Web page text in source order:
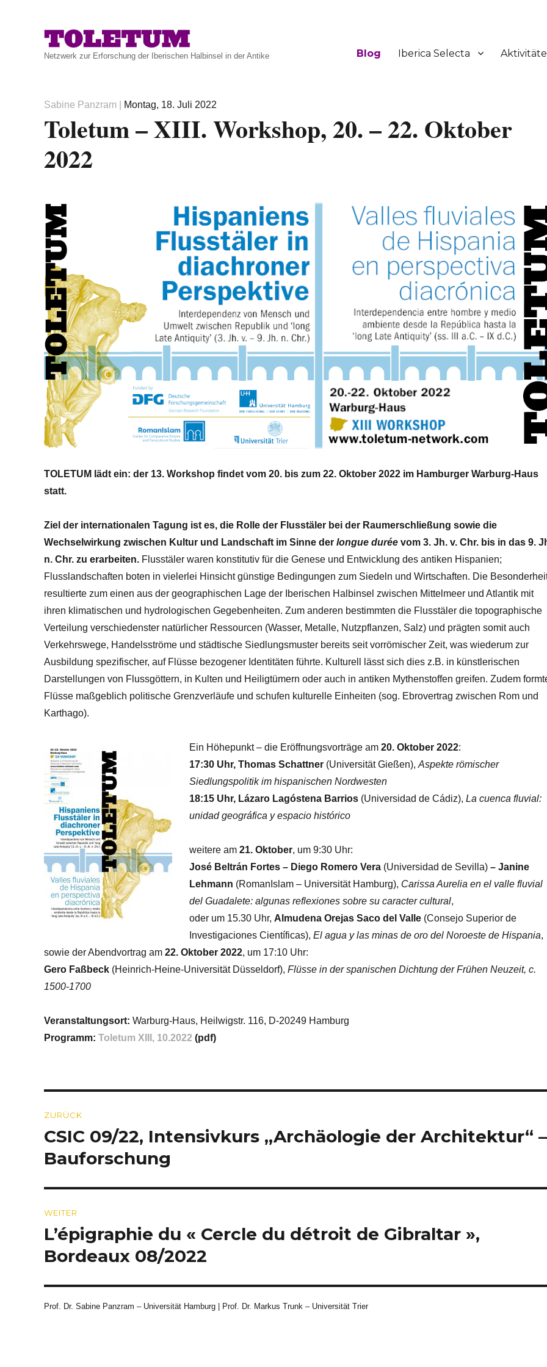
Netzwerk zur Erforschung der Iberischen Halbinsel in der Antike Blog Iberica Selecta
Autor
Sabine Panzram
Veröffentlicht
Montag, 18. Juli 2022
Toletum – XIII. Workshop, 20. – 22. Oktober
2022
TOLETUM lädt ein: der 13. Workshop findet vom 20. bis zum 22. Oktober 2022 im Hamburger Warburg-Haus
statt.
Ziel der internationalen Tagung ist es, die Rolle der Flusstäler bei der Raumerschließung sowie die
Wechselwirkung zwischen Kultur und Landschaft im Sinne der longue durée vom 3. Jh. v. Chr. bis in das 9.
n. Chr. zu erarbeiten. Flusstäler waren konstitutiv für die Genese und Entwicklung des antiken Hispanien;
Flusslandschaften boten in vielerlei Hinsicht günstige Bedingungen zum Siedeln und Wirtschaften. Die
resultierte zum einen aus der geographischen Lage der Iberischen Halbinsel zwischen Mittelmeer und Atlantik mit
ihren klimatischen und hydrologischen Gegebenheiten. Zum anderen bestimmten die Flusstäler die topographische
Verteilung verschiedenster natürlicher Ressourcen (Wasser, Metalle, Nutzpflanzen, Salz) und prägten somit auch
Verkehrswege, Handelsströme und städtische Siedlungsmuster bereits seit vorrömischer Zeit, was wiederum zur
Ausbildung spezifischer, auf Flüsse bezogener Identitäten führte. Kulturell lässt sich dies z.B. in künstlerischen
Darstellungen von Flussgöttern, in Kulten und Heiligtümern oder auch in antiken Mythenstoffen greifen. Zudem
Flüsse maßgeblich politische Grenzverläufe und schufen kulturelle Einheiten (sog. Ebrovertrag zwischen Rom und
Karthago).
Ein Höhepunkt – die Eröffnungsvorträge am 20. Oktober 2022:
17:30 Uhr, Thomas Schattner (Universität Gießen), Aspekte römischer
Siedlungspolitik im hispanischen Nordwesten
18:15 Uhr, Lázaro Lagóstena Barrios (Universidad de Cádiz), La cuenca fluvial:
unidad geográfica y espacio histórico
weitere am 21. Oktober, um 9:30 Uhr:
José Beltrán Fortes – Diego Romero Vera (Universidad de Sevilla) – Janine
Lehmann (RomanIslam – Universität Hamburg), Carissa Aurelia en el valle fluvial
del Guadalete: algunas reflexiones sobre su caracter cultural,
oder um 15.30 Uhr, Almudena Orejas Saco del Valle (Consejo Superior de
Investigaciones Científicas), El agua y las minas de oro del Noroeste de Hispania,
sowie der Abendvortrag am 22. Oktober 2022, um 17:10 Uhr:
Gero Faßbeck (Heinrich-Heine-Universität Düsseldorf), Flüsse in der spanischen Dichtung der Frühen Neuzeit, c.
1500-1700
Veranstaltungsort: Warburg-Haus, Heilwigstr. 116, D-20249 Hamburg
Programm: Toletum XIII, 10.2022 (pdf)
ZURÜCK
Vorheriger
Beitrag:
CSIC 09/22, Intensivkurs „Archäologie der Architektur“ –
Bauforschung
WEITER
Nächster
Beitrag:
L’épigraphie du « Cercle du détroit de Gibraltar »,
Bordeaux 08/2022
Prof. Dr. Sabine Panzram – Universität Hamburg | Prof. Dr. Markus Trunk – Universität Trier